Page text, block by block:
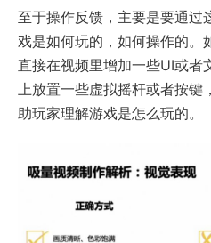
至于操作反馈，主要是要通过
戏是如何玩的，如何操作的。
直接在视频里增加一些UI或者
上放置一些虚拟摇杆或者按键
助玩家理解游戏是怎么玩的。